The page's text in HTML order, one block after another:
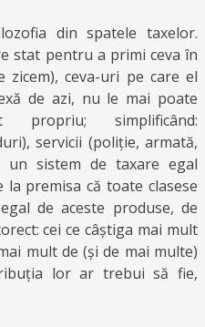
din spatele taxelor.
stat pentru a primi ceva în
zicem), ceva-uri pe care el
de azi, nu le mai poate
propriu; simplificând:
servicii (poliție, armată,
un sistem de taxare egal
premisa că toate clasese
de aceste produse, de
cei ce câștiga mai mult
mult de (și de mai multe)
lor ar trebui să fie,